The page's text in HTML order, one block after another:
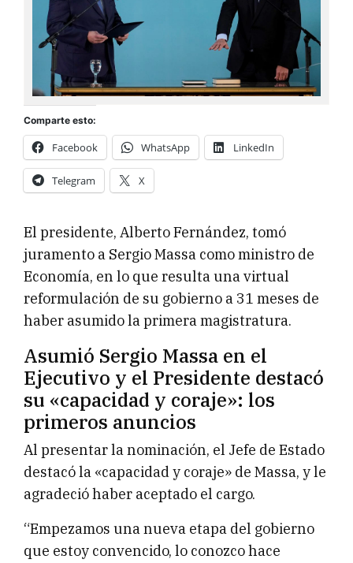
Comparte esto:
Facebook WhatsApp LinkedIn
Telegram X
El presidente, Alberto Fernández, tomó
juramento a Sergio Massa como ministro de
Economía, en lo que resulta una virtual
reformulación de su gobierno a 31 meses de
haber asumido la primera magistratura.
Asumió Sergio Massa en el
Ejecutivo y el Presidente destacó
su «capacidad y coraje»: los
primeros anuncios
Al presentar la nominación, el Jefe de Estado
destacó la «capacidad y coraje» de Massa, y le
agradeció haber aceptado el cargo.
“Empezamos una nueva etapa del gobierno
que estoy convencido, lo conozco hace